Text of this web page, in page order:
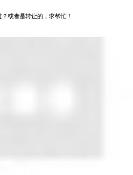
或者是转让的，求帮忙！